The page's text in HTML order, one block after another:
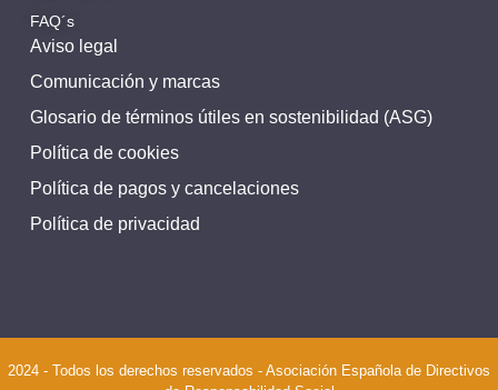
Aviso legal
Comunicación y marcas
Glosario de términos útiles en sostenibilidad (ASG)
Política de cookies
Política de pagos y cancelaciones
Política de privacidad
FAQ´s
2024 - Todos los derechos reservados - Asociación Española de Directivos